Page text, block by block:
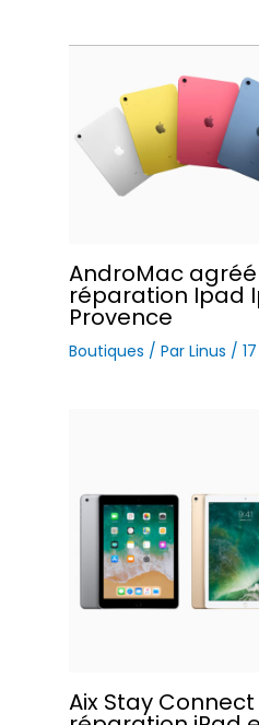
AndroMac
réparation Ipad
Provence
Boutiques / Par Linus /
Aix Stay